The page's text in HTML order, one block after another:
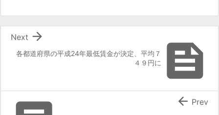

各都道府県の平成24年最低賃金が決定、平均７
４９円に

Next
 Prev